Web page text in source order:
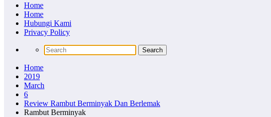
Home
Home
Hubungi Kami
Privacy Policy
Home
2019
March
6
Review Rambut Berminyak Dаn Berlemak
Rambut Berminyak